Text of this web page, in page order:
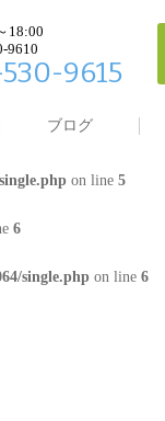
18:00
9610
9615
ブログ
4
single.phpon line 4
on line 5
6
single.php on line 6